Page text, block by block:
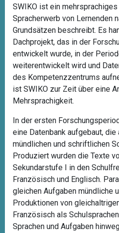
SWIKO ist ein
Spracherwerb von Lernenden
Grundsätzen beschreibt. Es
Dachprojekt, das in der
entwickelt wurde, in der
weiterentwickelt wird und
des Kompetenzzentrums
ist SWIKO zur Zeit über eine
Mehrsprachigkeit.
In der ersten
eine Datenbank aufgebaut,
mündlichen und schriftlichen
Produziert wurden die Texte
Sekundarstufe I in den
Französisch und Englisch.
gleichen Aufgaben mündliche
Produktionen von
Französisch als
Sprachen und Aufgaben